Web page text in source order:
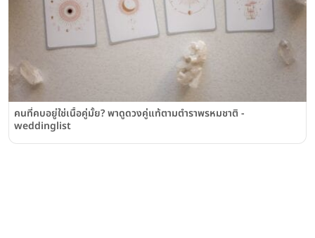
คนที่คบอยู่ใช่เนื้อคู่มั้ย? พาดูดวงคู่แท้ตามตำราพรหมชาติ -
weddinglist